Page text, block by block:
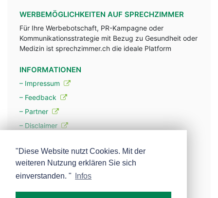
WERBEMÖGLICHKEITEN AUF SPRECHZIMMER
Für Ihre Werbebotschaft, PR-Kampagne oder
Kommunikationsstrategie mit Bezug zu Gesundheit oder
Medizin ist sprechzimmer.ch die ideale Platform
INFORMATIONEN
– Impressum
– Feedback
– Partner
– Disclaimer
– Werbung
– Mehr über unsere Experten
"Diese Website nutzt Cookies. Mit der
weiteren Nutzung erklären Sie sich
einverstanden. "
Infos